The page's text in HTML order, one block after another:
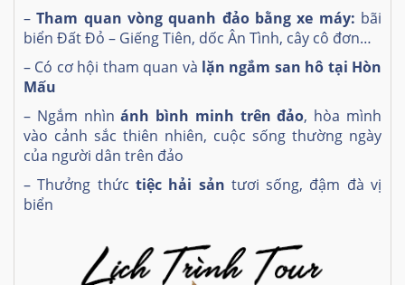
– Tham quan vòng quanh đảo bằng xe máy: bãi
biển Đất Đỏ – Giếng Tiên, dốc Ân Tình, cây cô đơn…
– Có cơ hội tham quan và lặn ngắm san hô tại Hòn
Mấu
– Ngắm nhìnánh bình minh trên đảo, hòa mình
vào cảnh sắc thiên nhiên, cuộc sống thường ngày
của người dân trên đảo
– Thưởng thức tiệc hải sản tươi sống, đậm đà vị
biển